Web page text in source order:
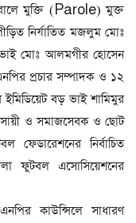
মুক্তি (Parole) মুক্ত
নির্যাতিত মজলুম মোঃ
মোঃ আলমগীর হোসেন
প্রচার সম্পাদক ও ১২
বড় ভাই শামিমুর
ও সমাজসেবক ও ছোট
নির্বাচিত
ফুটবল এসোসিয়েশনের
কাউন্সিলে সাধারণ